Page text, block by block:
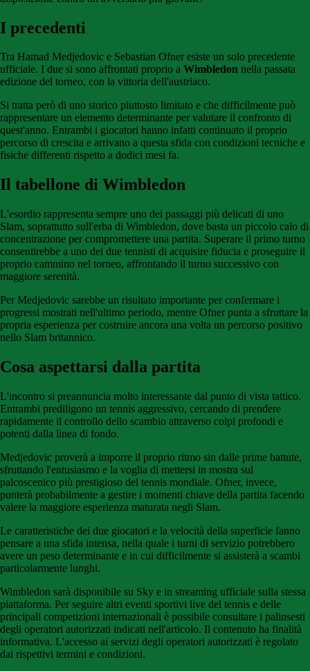
I precedenti
Tra Hamad Medjedovic e Sebastian Ofner esiste un solo precedente
ufficiale. I due si sono affrontati proprio a Wimbledon nella passata
edizione del torneo, con la vittoria dell'austriaco.
Si tratta però di uno storico piuttosto limitato e che difficilmente può
rappresentare un elemento determinante per valutare il confronto di
quest'anno. Entrambi i giocatori hanno infatti continuato il proprio
percorso di crescita e arrivano a questa sfida con condizioni tecniche e
fisiche differenti rispetto a dodici mesi fa.
Il tabellone di Wimbledon
L'esordio rappresenta sempre uno dei passaggi più delicati di uno
Slam, soprattutto sull'erba di Wimbledon, dove basta un piccolo calo di
concentrazione per compromettere una partita. Superare il primo turno
consentirebbe a uno dei due tennisti di acquisire fiducia e proseguire il
proprio cammino nel torneo, affrontando il turno successivo con
maggiore serenità.
Per Medjedovic sarebbe un risultato importante per confermare i
progressi mostrati nell'ultimo periodo, mentre Ofner punta a sfruttare la
propria esperienza per costruire ancora una volta un percorso positivo
nello Slam britannico.
Cosa aspettarsi dalla partita
L'incontro si preannuncia molto interessante dal punto di vista tattico.
Entrambi prediligono un tennis aggressivo, cercando di prendere
rapidamente il controllo dello scambio attraverso colpi profondi e
potenti dalla linea di fondo.
Medjedovic proverà a imporre il proprio ritmo sin dalle prime battute,
sfruttando l'entusiasmo e la voglia di mettersi in mostra sul
palcoscenico più prestigioso del tennis mondiale. Ofner, invece,
punterà probabilmente a gestire i momenti chiave della partita facendo
valere la maggiore esperienza maturata negli Slam.
Le caratteristiche dei due giocatori e la velocità della superficie fanno
pensare a una sfida intensa, nella quale i turni di servizio potrebbero
avere un peso determinante e in cui difficilmente si assisterà a scambi
particolarmente lunghi.
Wimbledon sarà disponibile su Sky e in streaming ufficiale sulla stessa
piattaforma. Per seguire altri eventi sportivi live del tennis e delle
principali competizioni internazionali è possibile consultare i palinsesti
degli operatori autorizzati indicati nell'articolo. Il contenuto ha finalità
informativa. L'accesso ai servizi degli operatori autorizzati è regolato
dai rispettivi termini e condizioni.